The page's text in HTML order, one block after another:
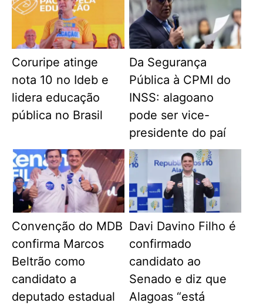
Coruripe atinge
nota 10 no Ideb e
lidera educação
pública no Brasil
Da Segurança
Pública à CPMI do
INSS: alagoano
pode ser vice-
presidente do paí
Convenção do MDB
confirma Marcos
Beltrão como
candidato a
deputado estadual
Davi Davino Filho é
confirmado
candidato ao
Senado e diz que
Alagoas “está